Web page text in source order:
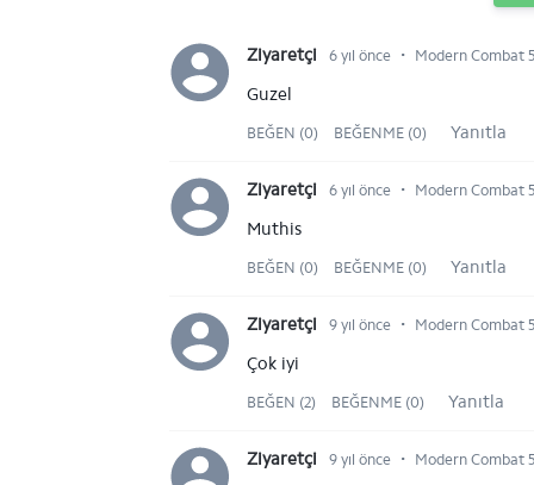
Ziyaretçi 6 yıl önce ⋅ Modern Combat
Guzel
BEĞEN (0) BEĞENME (0) Yanıtla
Ziyaretçi 6 yıl önce ⋅ Modern Combat
Muthis
BEĞEN (0) BEĞENME (0) Yanıtla
Ziyaretçi 9 yıl önce ⋅ Modern Combat
Çok iyi
BEĞEN (2) BEĞENME (0) Yanıtla
Ziyaretçi 9 yıl önce ⋅ Modern Combat